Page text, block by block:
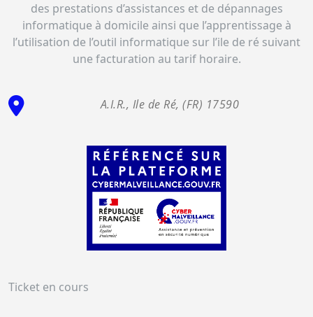
des prestations d’assistances et de dépannages
informatique à domicile ainsi que l’apprentissage à
l’utilisation de l’outil informatique sur l’ile de ré suivant
une facturation au tarif horaire.
A.I.R., Ile de Ré, (FR) 17590
Ticket en cours